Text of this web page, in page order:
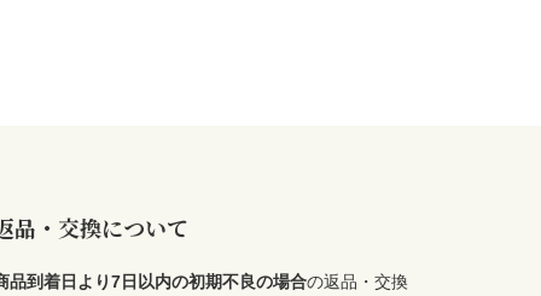
品・交換について
品到着日より7日以内の初期不良の場合の返品・交換